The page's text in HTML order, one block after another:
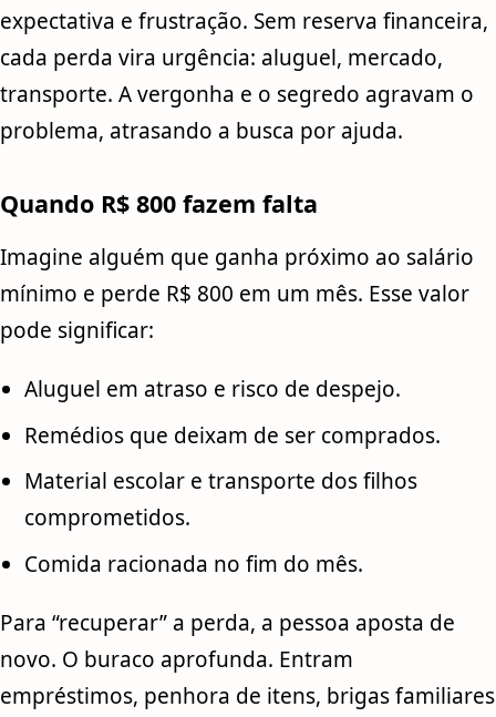
expectativa e frustração. Sem reserva financeira,
cada perda vira urgência: aluguel, mercado,
transporte. A vergonha e o segredo agravam o
problema, atrasando a busca por ajuda.
Quando R$ 800 fazem falta
Imagine alguém que ganha próximo ao salário
mínimo e perde R$ 800 em um mês. Esse valor
pode significar:
Aluguel em atraso e risco de despejo.
Remédios que deixam de ser comprados.
Material escolar e transporte dos filhos
comprometidos.
Comida racionada no fim do mês.
Para “recuperar” a perda, a pessoa aposta de
novo. O buraco aprofunda. Entram
empréstimos, penhora de itens, brigas familiares